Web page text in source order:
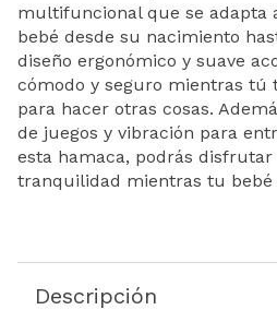
multifuncional que se adapta
bebé desde su nacimiento
diseño ergonómico y suave
cómodo y seguro mientras tú
para hacer otras cosas.
de juegos y vibración para
esta hamaca, podrás
tranquilidad mientras tu bebé
Descripción